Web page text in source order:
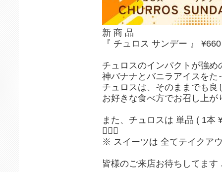
新 商 品
『 チュロス サンデー 』 ¥660
チュロスのインパクトが強め
神バナナとバニラアイスをた
チュロスは、そのままでも
お好きな食べ方でお召し上
また、チュロスは 単品 ( 1本
🙋🏻‍♀️
※ スイーツは 全てテイクア
皆様のご来店お待ちしてま